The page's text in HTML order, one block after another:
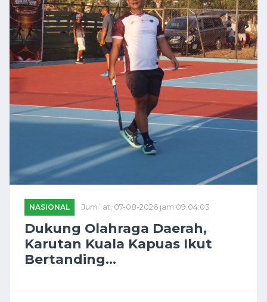
NASIONAL Jum`at, 07-08-2026 jam 09:04:03
Dukung Olahraga Daerah,
Karutan Kuala Kapuas Ikut
Bertanding...